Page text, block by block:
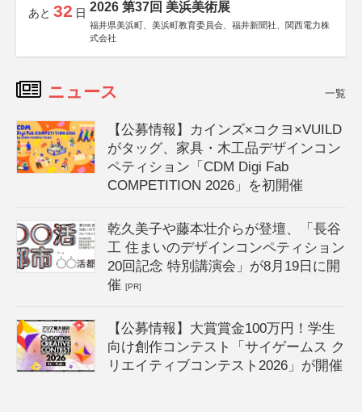
あと 32 日 2026 第37回 美浜美術展
福井県美浜町、美浜町教育委員会、福井新聞社、関西電力株
式会社
ニュース 一覧
【公募情報】カインズ×コクヨ×VUILD
がタッグ、家具・木工品デザインコン
ペティション「CDM Digi Fab
COMPETITION 2026」を初開催
乾久美子や藤本壮介らが登壇、「長谷
工 住まいのデザインコンペティション
20回記念 特別講演会」が8月19日に開
催[PR]
【公募情報】大賞賞金100万円！学生
向け創作コンテスト「サイゲームス ク
リエイティブコンテスト2026」が開催